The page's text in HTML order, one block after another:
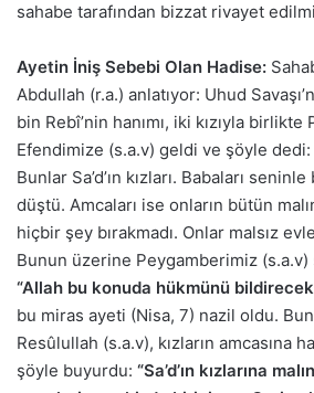
sahabe tarafından bizzat rivayet
Ayetin İniş Sebebi Olan Hadise:
Abdullah (r.a.) anlatıyor: Uhud
bin Rebî’nin hanımı, iki kızıyla
Efendimize (s.a.v) geldi ve şöyle dedi:
Bunlar Sa’d’ın kızları. Babaları
düştü. Amcaları ise onların bütün
hiçbir şey bırakmadı. Onlar malsız
Bunun üzerine Peygamberimiz
“Allah bu konuda hükmünü
bu miras ayeti (Nisa, 7) nazil oldu.
Resûlullah (s.a.v), kızların amcasına
şöyle buyurdu: “Sa’d’ın kızlarına